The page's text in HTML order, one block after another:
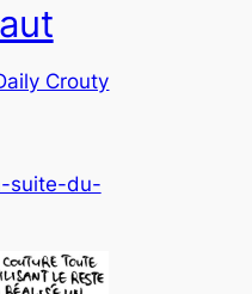
Crouty
suite-du-